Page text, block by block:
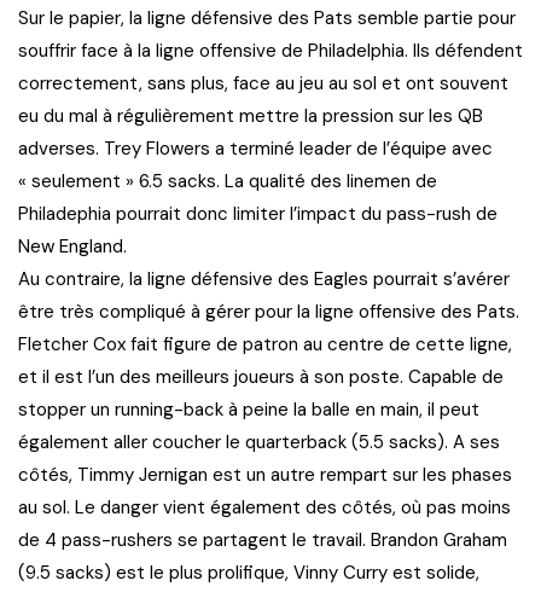
Sur le papier, la ligne défensive des Pats semble partie pour
souffrir face à la ligne offensive de Philadelphia. Ils défendent
correctement, sans plus, face au jeu au sol et ont souvent
eu du mal à régulièrement mettre la pression sur les QB
adverses. Trey Flowers a terminé leader de l’équipe avec
« seulement » 6.5 sacks. La qualité des linemen de
Philadephia pourrait donc limiter l’impact du pass-rush de
New England.
Au contraire, la ligne défensive des Eagles pourrait s’avérer
être très compliqué à gérer pour la ligne offensive des Pats.
Fletcher Cox fait figure de patron au centre de cette ligne,
et il est l’un des meilleurs joueurs à son poste. Capable de
stopper un running-back à peine la balle en main, il peut
également aller coucher le quarterback (5.5 sacks). A ses
côtés, Timmy Jernigan est un autre rempart sur les phases
au sol. Le danger vient également des côtés, où pas moins
de 4 pass-rushers se partagent le travail. Brandon Graham
(9.5 sacks) est le plus prolifique, Vinny Curry est solide,